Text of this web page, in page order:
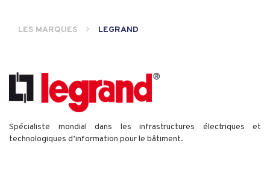
LES MARQUES LEGRAND
Spécialiste mondial dans les infrastructures électriques et
technologiques d’information pour le bâtiment.